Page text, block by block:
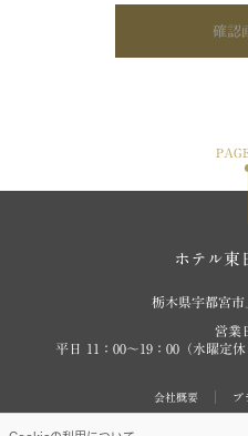
確認
ホテル東
栃木県宇都宮市
営業
平日 11：00～19：00（水曜定
会社概要 プ